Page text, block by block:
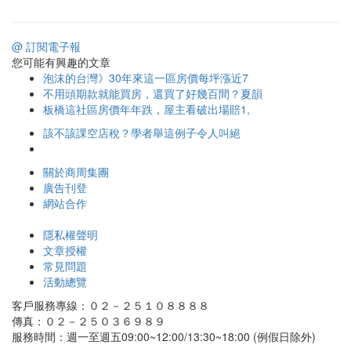
@ 訂閱電子報
您可能有興趣的文章
泡沫的台灣》30年來這一區房價每坪漲近7
不用頭期款就能買房，還買了好幾百間？夏韻
板橋這社區房價年年跌，屋主看破出場賠1,
該不該課空店稅？學者舉這例子令人叫絕
關於商周集團
廣告刊登
網站合作
隱私權聲明
文章授權
常見問題
活動總覽
客戶服務專線：０２－２５１０８８８８
傳真：０２－２５０３６９８９
服務時間：週一至週五09:00~12:00/13:30~18:00 (例假日除外)